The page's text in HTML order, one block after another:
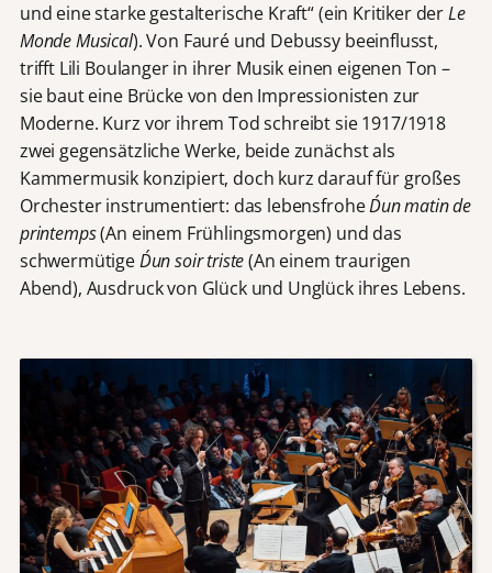
und eine starke gestalterische Kraft“ (ein Kritiker derLe
Monde Musical). Von Fauré und Debussy beeinflusst,
trifft Lili Boulanger in ihrer Musik einen eigenen Ton –
sie baut eine Brücke von den Impressionisten zur
Moderne. Kurz vor ihrem Tod schreibt sie 1917/1918
zwei gegensätzliche Werke, beide zunächst als
Kammermusik konzipiert, doch kurz darauf für großes
Orchester instrumentiert: das lebensfroheD´un matin de
printemps(An einem Frühlingsmorgen) und das
schwermütigeD´un soir triste(An einem traurigen
Abend), Ausdruck von Glück und Unglück ihres Lebens.